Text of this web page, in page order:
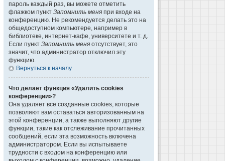
пароль каждый раз, вы можете отметить
флажком пункт Запомнить меня при входе на
конференцию. Не рекомендуется делать это на
общедоступном компьютере, например в
библиотеке, интернет-кафе, университете и т. д.
Если пункт Запомнить меня отсутствует, это
значит, что администратор отключил эту
функцию.
Вернуться к началу
Что делает функция «Удалить cookies
конференции»?
Она удаляет все созданные cookies, которые
позволяют вам оставаться авторизованным на
этой конференции, а также выполняют другие
функции, такие как отслеживание прочитанных
сообщений, если эта возможность включена
администратором. Если вы испытываете
трудности с входом на конференцию или